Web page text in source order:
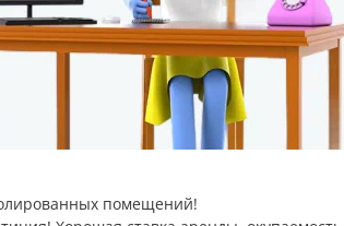
помещений!